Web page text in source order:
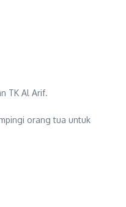
TK Al Arif.
orang tua untuk